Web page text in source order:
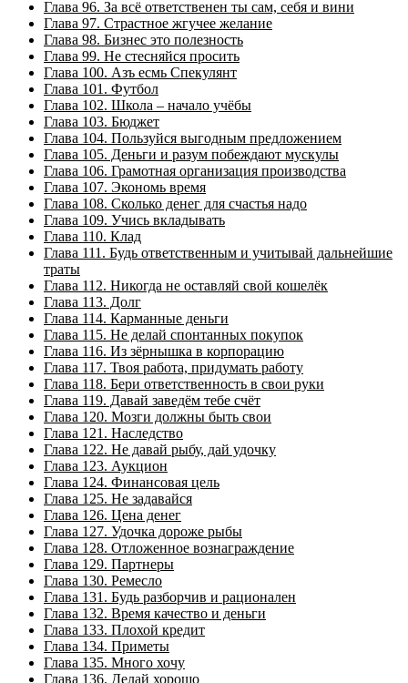
Глава 96. За всё ответственен ты сам, себя и вини
Глава 97. Страстное жгучее желание
Глава 98. Бизнес это полезность
Глава 99. Не стесняйся просить
Глава 100. Азъ есмь Спекулянт
Глава 101. Футбол
Глава 102. Школа – начало учёбы
Глава 103. Бюджет
Глава 104. Пользуйся выгодным предложением
Глава 105. Деньги и разум побеждают мускулы
Глава 106. Грамотная организация производства
Глава 107. Экономь время
Глава 108. Сколько денег для счастья надо
Глава 109. Учись вкладывать
Глава 110. Клад
Глава 111. Будь ответственным и учитывай дальнейшие
траты
Глава 112. Никогда не оставляй свой кошелёк
Глава 113. Долг
Глава 114. Карманные деньги
Глава 115. Не делай спонтанных покупок
Глава 116. Из зёрнышка в корпорацию
Глава 117. Твоя работа, придумать работу
Глава 118. Бери ответственность в свои руки
Глава 119. Давай заведём тебе счёт
Глава 120. Мозги должны быть свои
Глава 121. Наследство
Глава 122. Не давай рыбу, дай удочку
Глава 123. Аукцион
Глава 124. Финансовая цель
Глава 125. Не задавайся
Глава 126. Цена денег
Глава 127. Удочка дороже рыбы
Глава 128. Отложенное вознаграждение
Глава 129. Партнеры
Глава 130. Ремесло
Глава 131. Будь разборчив и рационален
Глава 132. Время качество и деньги
Глава 133. Плохой кредит
Глава 134. Приметы
Глава 135. Много хочу
Глава 136. Делай хорошо